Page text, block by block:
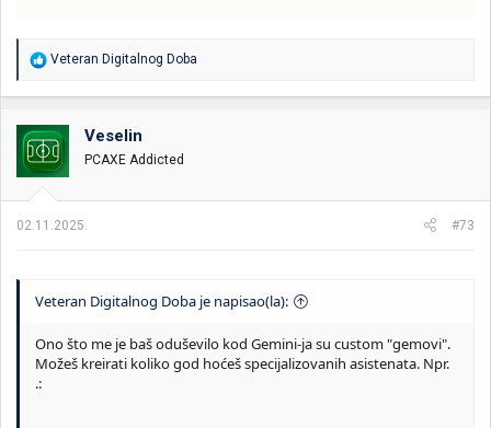
R
o
v
a
n
:
Veteran Digitalnog Doba
Veselin
PCAXE Addicted
02.11.2025. #73
Veteran Digitalnog Doba je napisao(la):
Ono što me je baš oduševilo kod Gemini-ja su custom "gemovi".
Možeš kreirati koliko god hoćeš specijalizovanih asistenata. Npr.
.: